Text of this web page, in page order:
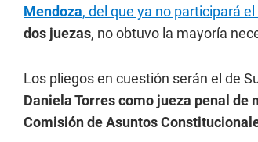
Mendoza, del que ya no participará el
dos juezas, no obtuvo la mayoría
Los pliegos en cuestión serán el de
Daniela Torres como jueza penal de
Comisión de Asuntos